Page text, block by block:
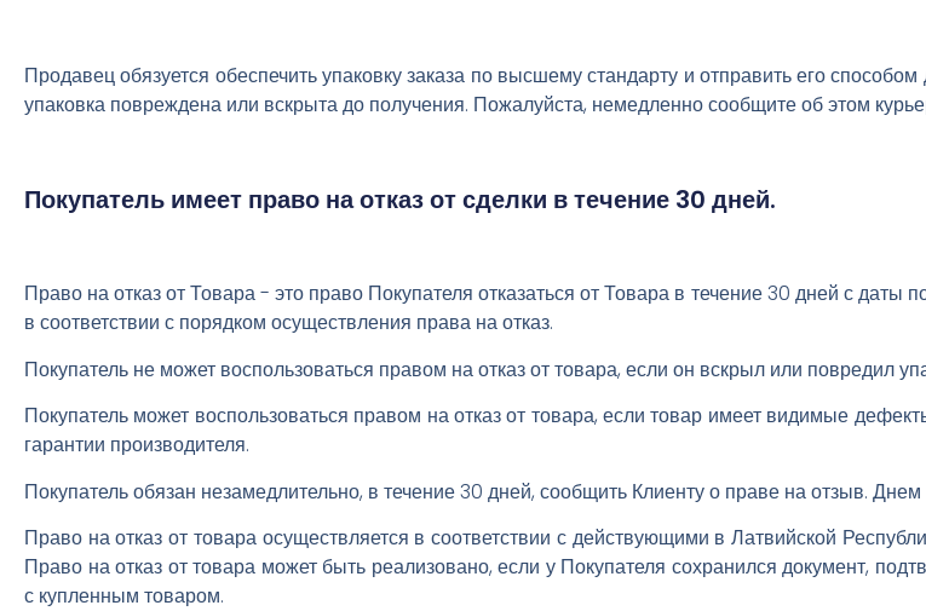
Продавец обязуется обеспечить упаковку заказа по высшему стандарту и отправить его
упаковка повреждена или вскрыта до получения. Пожалуйста, немедленно сообщите об этом
Покупатель имеет право на отказ от сделки в течение 30 дней.
Право на отказ от Товара - это право Покупателя отказаться от Товара в течение 30 дней с
в соответствии с порядком осуществления права на отказ.
Покупатель не может воспользоваться правом на отказ от товара, если он вскрыл или повредил
Покупатель может воспользоваться правом на отказ от товара, если товар имеет видимые
гарантии производителя.
Покупатель обязан незамедлительно, в течение 30 дней, сообщить Клиенту о праве на отзыв.
Право на отказ от товара осуществляется в соответствии с действующими в Латвийской
Право на отказ от товара может быть реализовано, если у Покупателя сохранился документ,
с купленным товаром.